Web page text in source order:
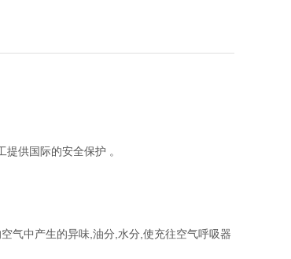
供国际的安全保护 。
气中产生的异味,油分,水分,使充往空气呼吸器